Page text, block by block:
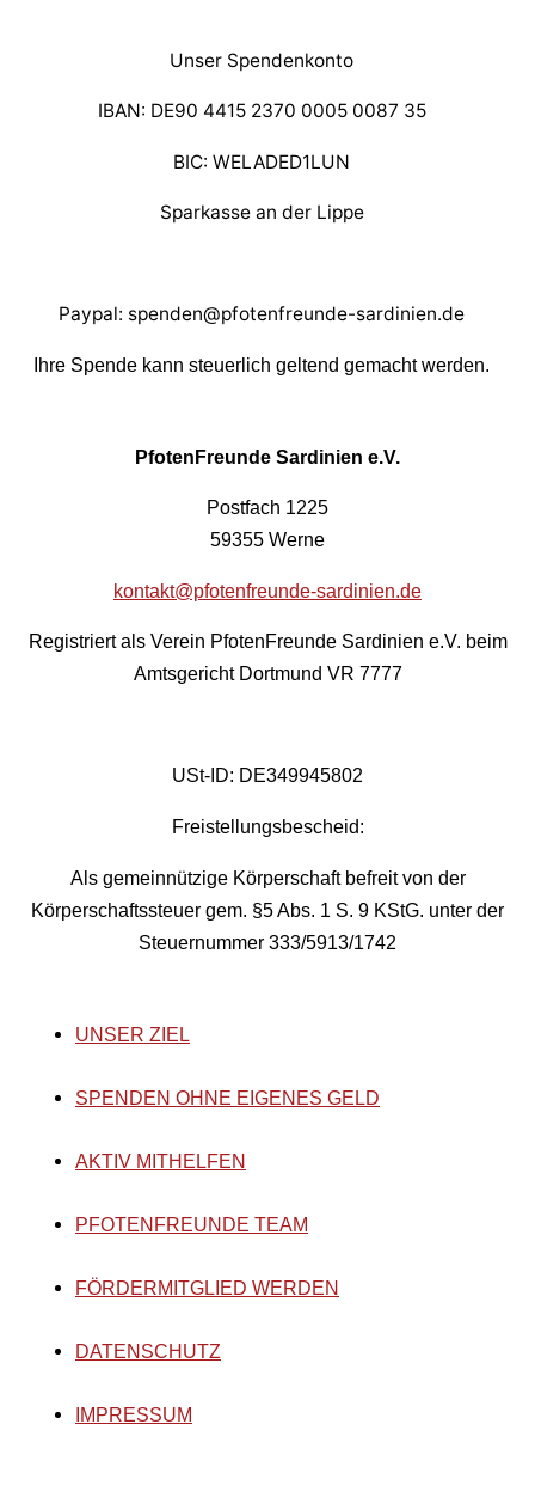
Unser Spendenkonto
IBAN: DE90 4415 2370 0005 0087 35
BIC: WELADED1LUN
Sparkasse an der Lippe
Paypal: spenden@pfotenfreunde-sardinien.de
Ihre Spende kann steuerlich geltend gemacht werden.
PfotenFreunde Sardinien e.V.
Postfach 1225
59355 Werne
kontakt@pfotenfreunde-sardinien.de
Registriert als Verein PfotenFreunde Sardinien e.V. beim
Amtsgericht Dortmund VR 7777
USt-ID: DE349945802
Freistellungsbescheid:
Als gemeinnützige Körperschaft befreit von der
Körperschaftssteuer gem. §5 Abs. 1 S. 9 KStG. unter der
Steuernummer 333/5913/1742
UNSER ZIEL
SPENDEN OHNE EIGENES GELD
AKTIV MITHELFEN
PFOTENFREUNDE TEAM
FÖRDERMITGLIED WERDEN
DATENSCHUTZ
IMPRESSUM